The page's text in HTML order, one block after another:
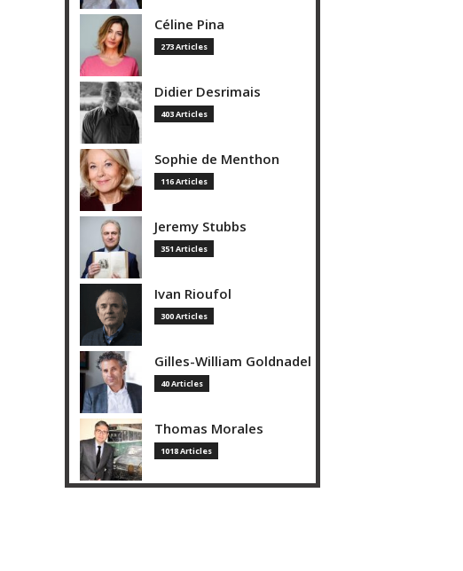
Céline Pina
273 Articles
Didier Desrimais
403 Articles
Sophie de Menthon
116 Articles
Jeremy Stubbs
351 Articles
Ivan Rioufol
300 Articles
Gilles-William Goldnadel
40 Articles
Thomas Morales
1018 Articles